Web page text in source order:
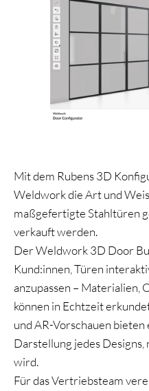
Mit dem Rubens 3D
Weldwork die Art und
maßgefertigte Stahltüren
verkauft werden.
Der Weldwork 3D Door
Kund:innen, Türen
anzupassen – Materialien,
können in Echtzeit
und AR-Vorschauen
Darstellung jedes
wird.
Für das Vertriebsteam